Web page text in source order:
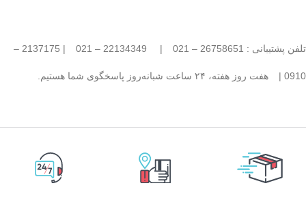
تلفن پشتیبانی : 26758651 – 021 |
| 2137175 –
0910 | هفت روز هفته، ۲۴ ساعت شبانه‌روز پاسخگوی شما هستیم.